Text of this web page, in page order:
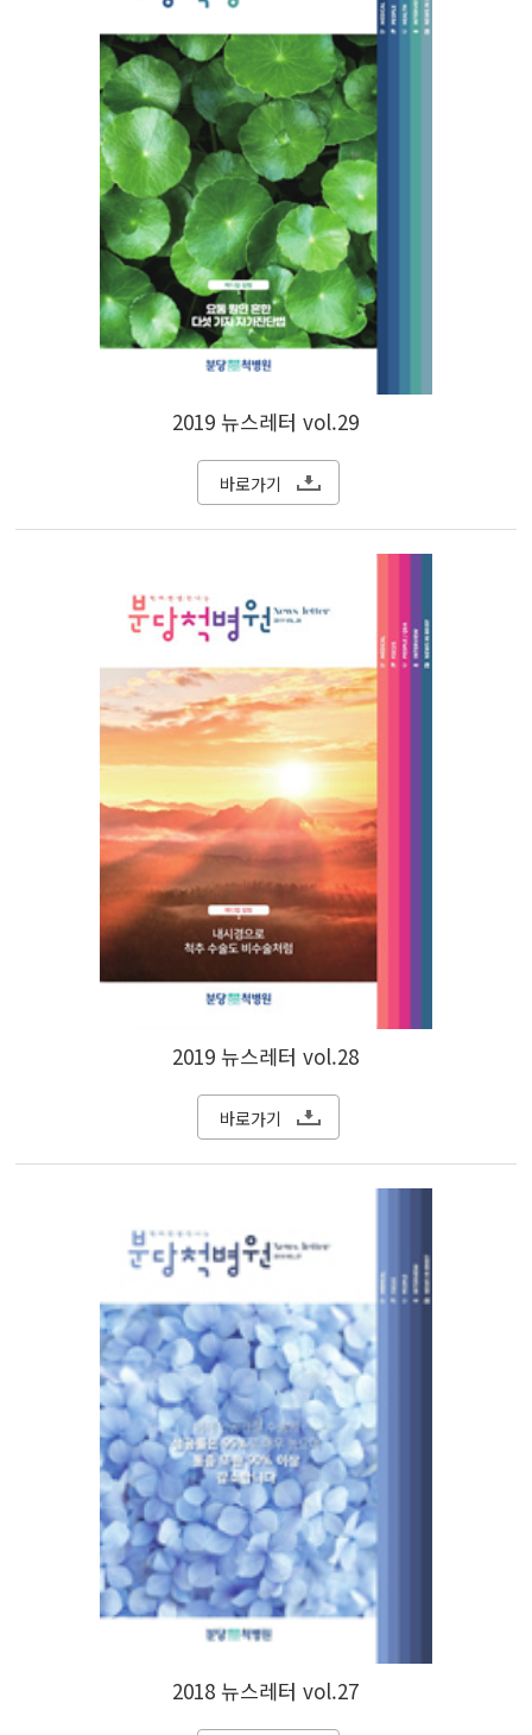
2019 뉴스레터 vol.29
바로가기
2019 뉴스레터 vol.28
바로가기
2018 뉴스레터 vol.27